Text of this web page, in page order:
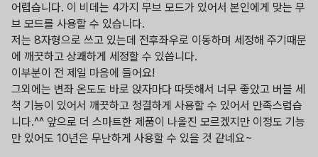
어렵습니다. 이 비데는 4가지 무브 모드가 있어서 본인에게 맞는 무
브 모드를 사용할 수 있습니다.
저는 8자형으로 쓰고 있는데 전후좌우로 이동하며 세정해 주기때문
에 깨끗하고 상쾌하게 세정할 수 있씁니다.
이부분이 전 제일 마음에 들어요!
그외에는 변좌 온도도 바로 앉자마다 따뜻해서 너무 좋았고 버블 세
척 기능이 있어서 깨끗하고 청결하게 사용할 수 있어서 만족스럽습
니다.^^ 앞으로 더 스마트한 제품이 나올진 모르겠지만 이정도 기능
만 있어도 10년은 무난하게 사용할 수 있을 것 같네요~